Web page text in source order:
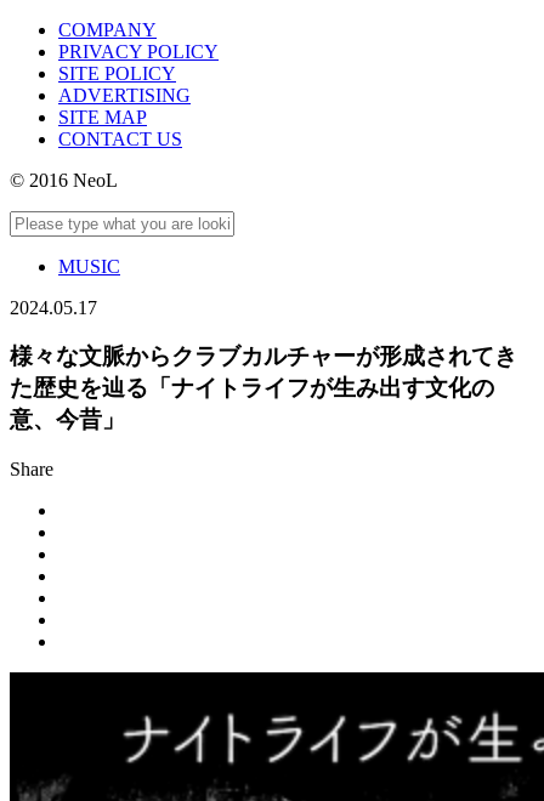
COMPANY
PRIVACY POLICY
SITE POLICY
ADVERTISING
SITE MAP
CONTACT US
© 2016 NeoL
MUSIC
2024.05.17
様々な文脈からクラブカルチャーが形成されてき
た歴史を辿る「ナイトライフが生み出す文化の
意、今昔」
Share